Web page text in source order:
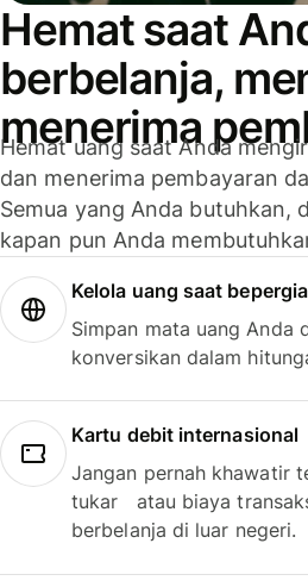
Hemat saat
berbelanja,
menerima
Hemat uang saat Anda
dan menerima pembayaran
Semua yang Anda butuhkan,
kapan pun Anda
Kelola uang saat
Simpan mata uang Anda
konversikan dalam
Kartu debit internasional
Jangan pernah khawatir
tukar atau biaya
berbelanja di luar negeri.